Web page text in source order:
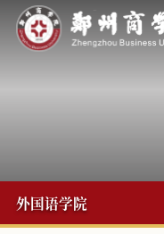
外国语学院